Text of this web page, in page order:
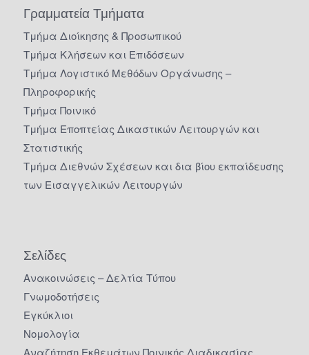
Γραμματεία Τμήματα
Τμήμα Διοίκησης & Προσωπικού
Τμήμα Κλήσεων και Επιδόσεων
Τμήμα Λογιστικό Μεθόδων Οργάνωσης –
Πληροφορικής
Τμήμα Ποινικό
Τμήμα Εποπτείας Δικαστικών Λειτουργών και
Στατιστικής
Τμήμα Διεθνών Σχέσεων και δια βίου εκπαίδευσης
των Εισαγγελικών Λειτουργών
Σελίδες
Ανακοινώσεις – Δελτία Τύπου
Γνωμοδοτήσεις
Εγκύκλιοι
Νομολογία
Αναζήτηση Εκθεμάτων Ποινικής Διαδικασίας